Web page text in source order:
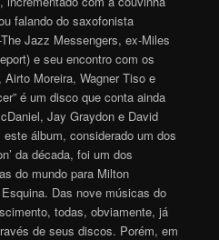
falando do saxofonista
Jazz Messengers, ex-Miles
e seu encontro com os
Moreira, Wagner Tiso e
é um disco que conta ainda
Jay Graydon e David
álbum, considerado um dos
da década, foi um dos
do mundo para Milton
Das nove músicas do
todas, obviamente, já
de seus discos. Porém, em